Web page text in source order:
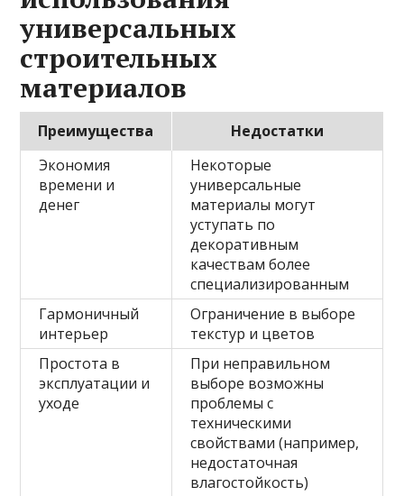
универсальных
строительных
материалов
Преимущества
Недостатки
Экономия
времени и
денег
Некоторые
универсальные
материалы могут
уступать по
декоративным
качествам более
специализированным
Гармоничный
интерьер
Ограничение в выборе
текстур и цветов
Простота в
эксплуатации и
уходе
При неправильном
выборе возможны
проблемы с
техническими
свойствами (например,
недостаточная
влагостойкость)